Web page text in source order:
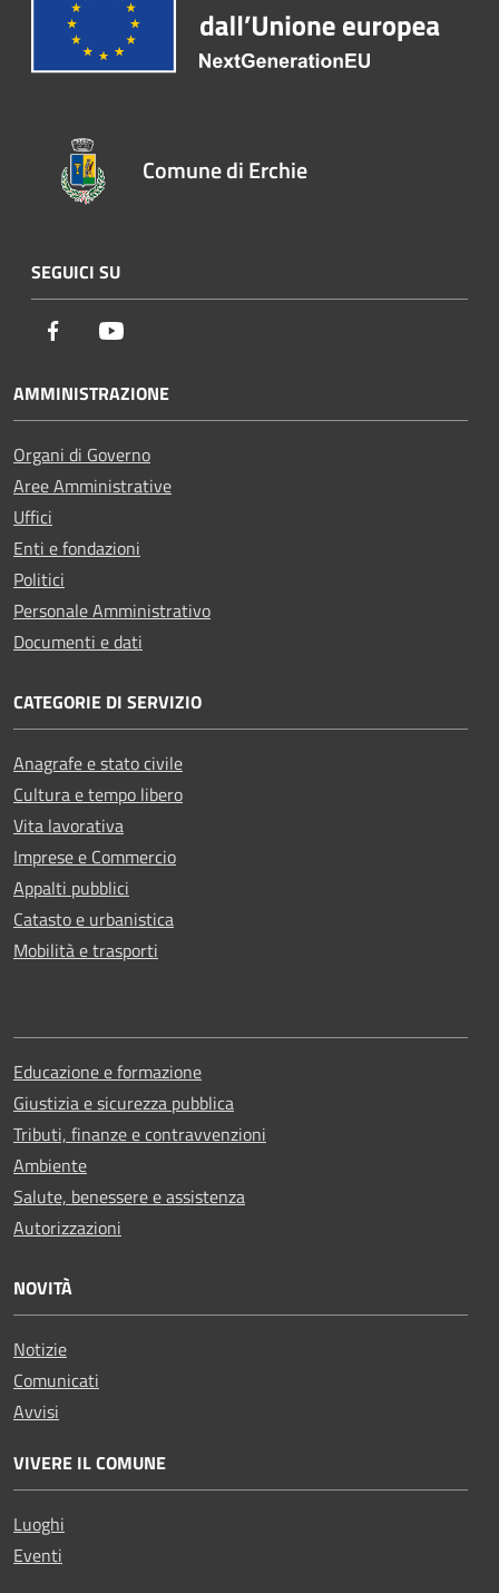
Comune di Erchie
SEGUICI SU
Facebook
AMMINISTRAZIONE
Organi di Governo
Aree Amministrative
Uffici
Enti e fondazioni
Politici
Personale Amministrativo
Documenti e dati
CATEGORIE DI SERVIZIO
Anagrafe e stato civile
Cultura e tempo libero
Vita lavorativa
Imprese e Commercio
Appalti pubblici
Catasto e urbanistica
Mobilità e trasporti
Educazione e formazione
Giustizia e sicurezza pubblica
Tributi, finanze e contravvenzioni
Ambiente
Salute, benessere e assistenza
Autorizzazioni
NOVITÀ
Notizie
Comunicati
Avvisi
VIVERE IL COMUNE
Luoghi
Eventi